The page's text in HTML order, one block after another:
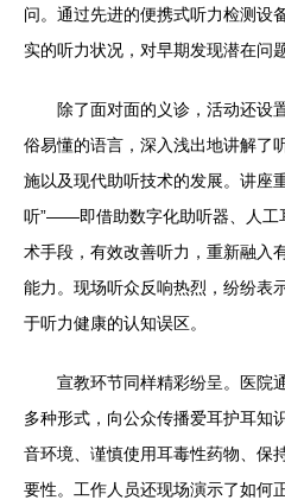
问。通过先进的便携式听力检测设
实的听力状况，对早期发现潜在问
除了面对面的义诊，活动还设
俗易懂的语言，深入浅出地讲解了
施以及现代助听技术的发展。讲座
听”——即借助数字化助听器、人工
术手段，有效改善听力，重新融入
能力。现场听众反响热烈，纷纷表
于听力健康的认知误区。
宣教环节同样精彩纷呈。医院
多种形式，向公众传播爱耳护耳知
音环境、谨慎使用耳毒性药物、保
要性。工作人员还现场演示了如何